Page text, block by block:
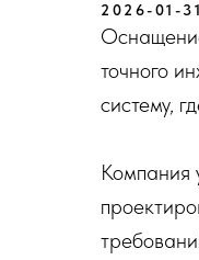
2026-01-
точного
систему,
Компания